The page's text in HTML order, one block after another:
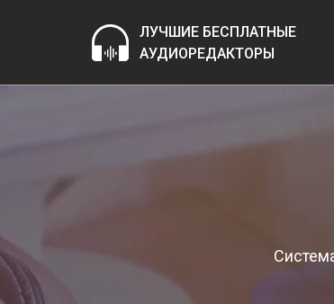
ЛУЧШИЕ БЕСПЛАТНЫЕ
АУДИОРЕДАКТОРЫ